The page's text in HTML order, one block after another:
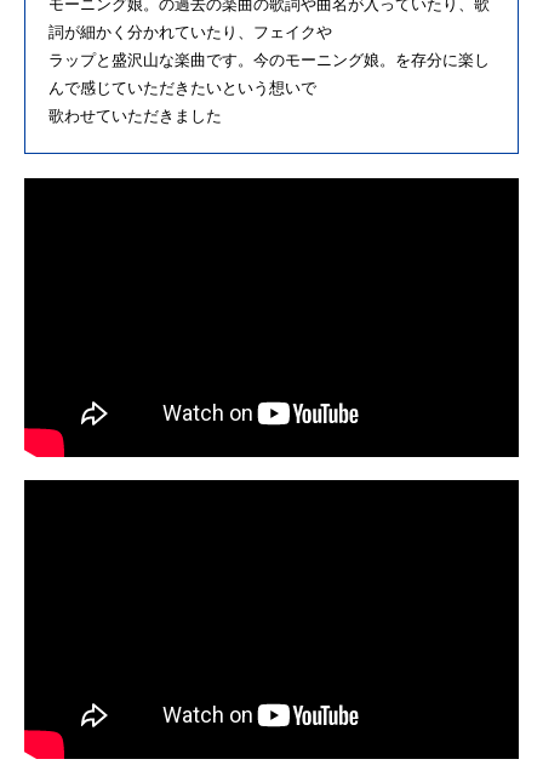
モーニング娘。の過去の楽曲の歌詞や曲名が入っていたり、歌
詞が細かく分かれていたり、フェイクや
ラップと盛沢山な楽曲です。今のモーニング娘。を存分に楽し
んで感じていただきたいという想いで
歌わせていただきました